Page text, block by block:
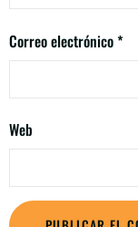
Correo electrónico*
Web